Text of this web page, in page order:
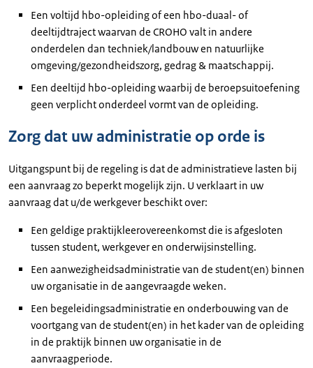
Een voltijd hbo-opleiding of een hbo-duaal- of
deeltijdtraject waarvan de CROHO valt in andere
onderdelen dan techniek/landbouw en natuurlijke
omgeving/gezondheidszorg, gedrag & maatschappij.
Een deeltijd hbo-opleiding waarbij de beroepsuitoefening
geen verplicht onderdeel vormt van de opleiding.
Zorg dat uw administratie op orde is
Uitgangspunt bij de regeling is dat de administratieve lasten bij
een aanvraag zo beperkt mogelijk zijn. U verklaart in uw
aanvraag dat u/de werkgever beschikt over:
Een geldige praktijkleerovereenkomst die is afgesloten
tussen student, werkgever en onderwijsinstelling.
Een aanwezigheidsadministratie van de student(en) binnen
uw organisatie in de aangevraagde weken.
Een begeleidingsadministratie en onderbouwing van de
voortgang van de student(en) in het kader van de opleiding
in de praktijk binnen uw organisatie in de
aanvraagperiode.